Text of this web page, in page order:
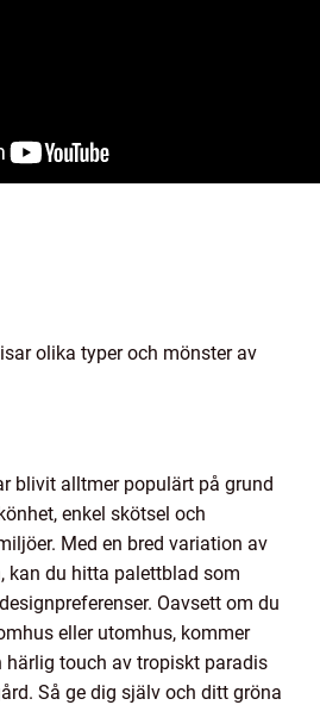
olika typer och mönster av
blivit alltmer populärt på grund
enkel skötsel och
Med en bred variation av
kan du hitta palettblad som
Oavsett om du
eller utomhus, kommer
härlig touch av tropiskt paradis
Så ge dig själv och ditt gröna